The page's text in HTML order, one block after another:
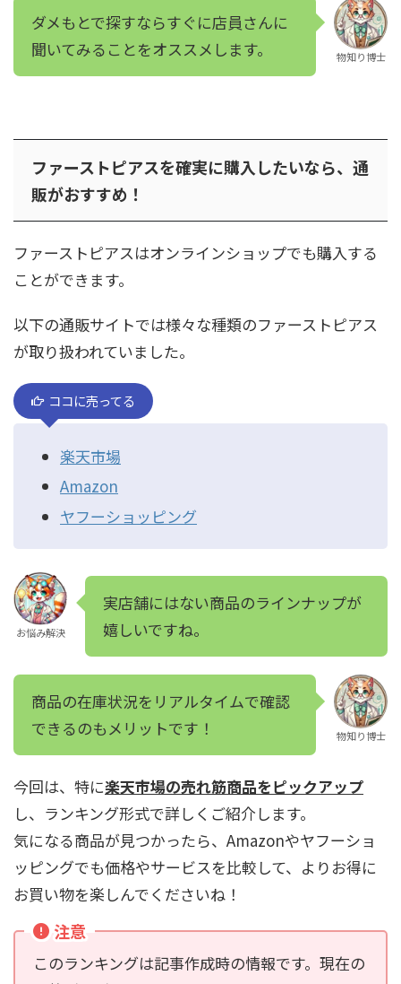
ダメもとで探すならすぐに店員さんに
聞いてみることをオススメします。
物知り博士
ファーストピアスを確実に購入したいなら、通
販がおすすめ！
ファーストピアスはオンラインショップでも購入する
ことができます。
以下の通販サイトでは様々な種類のファーストピアス
が取り扱われていました。
ココに売ってる
楽天市場
Amazon
ヤフーショッピング
お悩み解決
実店舗にはない商品のラインナップが
嬉しいですね。
商品の在庫状況をリアルタイムで確認
できるのもメリットです！
物知り博士
今回は、特に楽天市場の売れ筋商品をピックアップ
し、ランキング形式で詳しくご紹介します。
気になる商品が見つかったら、Amazonやヤフーショ
ッピングでも価格やサービスを比較して、よりお得に
お買い物を楽しんでくださいね！
注意
このランキングは記事作成時の情報です。現在の